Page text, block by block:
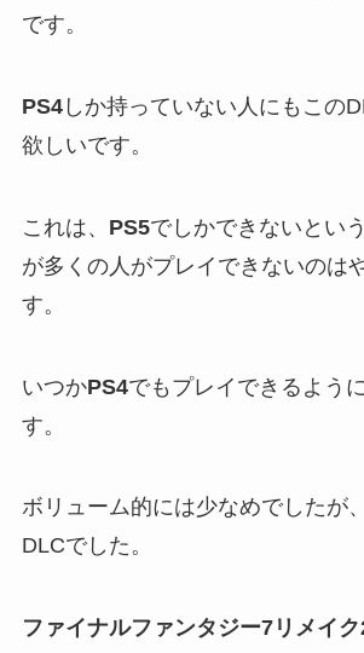
です。
PS4しか持っていない人にもこの
欲しいです。
これは、 PS5でしかできないという
が多くの人がプレイできないのは
す。
いつかPS4でもプレイできるよう
す。
ボリューム的には少なめでしたが
DLCでした。
ファイナルファンタジー7リメイ